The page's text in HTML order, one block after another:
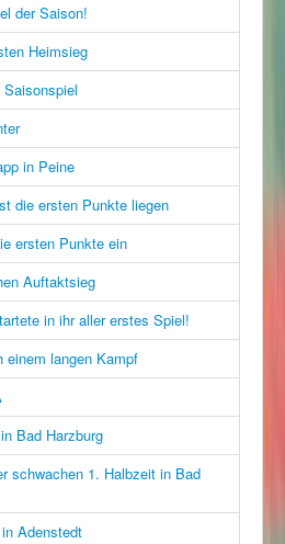
der Saison!
Heimsieg
in Peine
die ersten Punkte liegen
ersten Punkte ein
Auftaktsieg
in ihr aller erstes Spiel!
einem langen Kampf
Bad Harzburg
schwachen 1. Halbzeit in Bad
Adenstedt